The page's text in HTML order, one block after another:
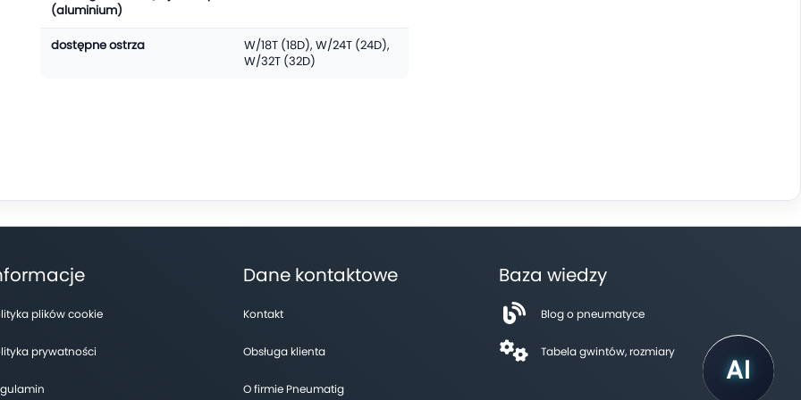
(aluminium)
dostępne ostrza
W/18T (18D), W/24T (24D),
W/32T (32D)
plików cookie
prywatności
Dane kontaktowe
Kontakt
Obsługa klienta
O firmie Pneumatig
Baza wiedzy
Blog o pneumatyce
Tabela gwintów, rozmiary